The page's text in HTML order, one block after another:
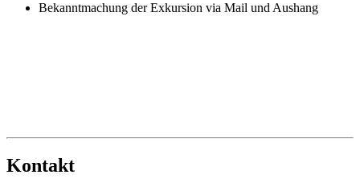
Bekanntmachung der Exkursion via Mail und Aushang
Kon­takt